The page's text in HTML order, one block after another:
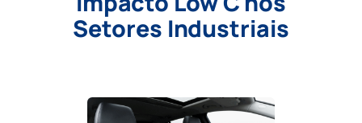
Setores Industriais